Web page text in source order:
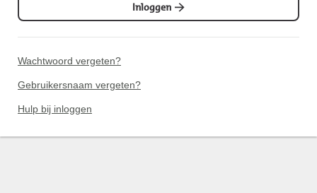
Inloggen
Wachtwoord vergeten?
Gebruikersnaam vergeten?
Hulp bij inloggen